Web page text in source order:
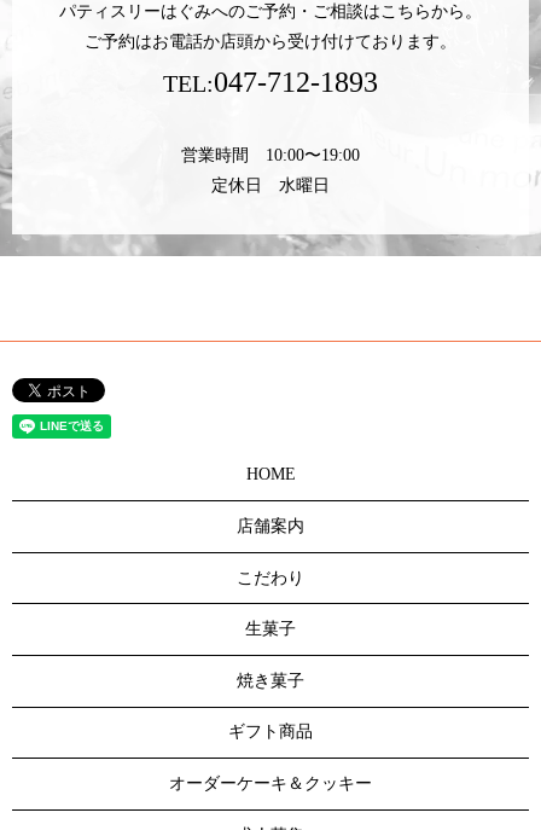
パティスリーはぐみへのご予約・ご相談はこちらから。
ご予約はお電話か店頭から受け付けております。
TEL:047-712-1893
営業時間 10:00〜19:00
定休日 水曜日
HOME
店舗案内
こだわり
生菓子
焼き菓子
ギフト商品
オーダーケーキ＆クッキー